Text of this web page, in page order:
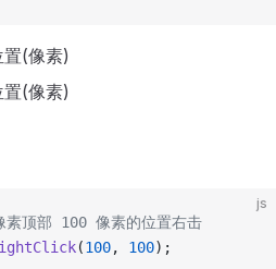
(像素)
(像素)
js
顶部 100 像素的位置右击
(100, 100);